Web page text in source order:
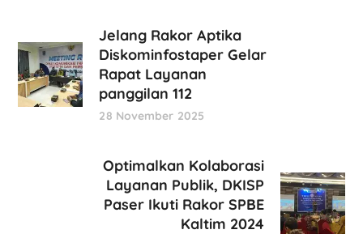
Jelang Rakor Aptika
Diskominfostaper Gelar
Rapat Layanan
panggilan 112
28 November 2025
Optimalkan Kolaborasi
Layanan Publik, DKISP
Paser Ikuti Rakor SPBE
Kaltim 2024